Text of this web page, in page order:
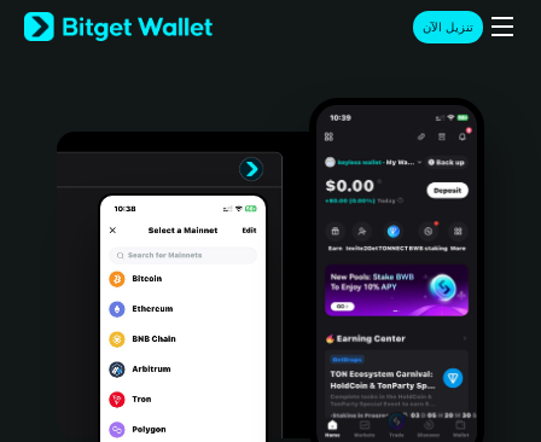
English
日本語
Türkçe
Português (Portugal)
Bahasa Indonesia
تنزيل الآن